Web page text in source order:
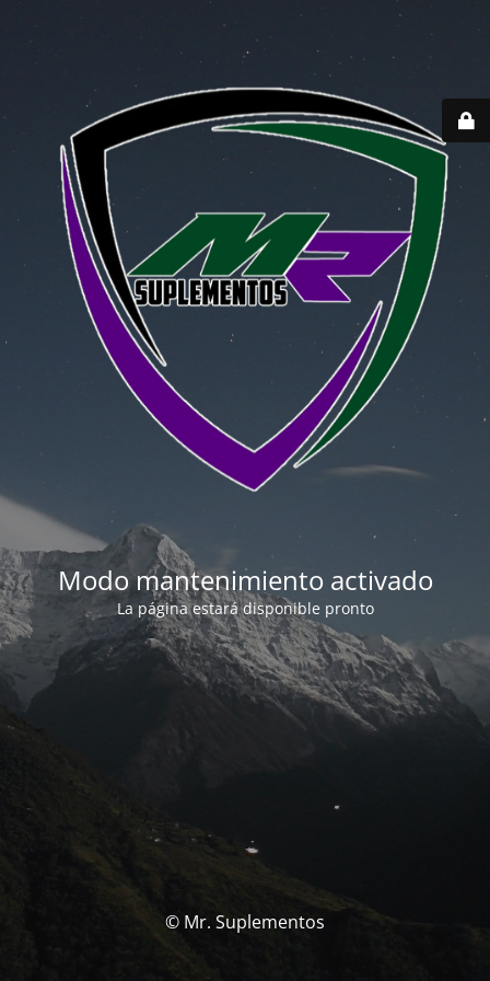
Modo mantenimiento activado
La página estará disponible pronto
© Mr. Suplementos